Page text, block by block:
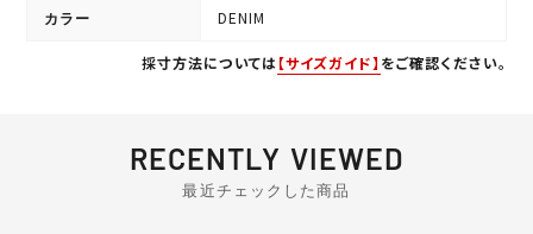
カラー DENIM
採寸方法については【サイズガイド】 をご確認ください。
RECENTLY VIEWED
最近チェックした商品